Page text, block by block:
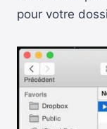
pour votre